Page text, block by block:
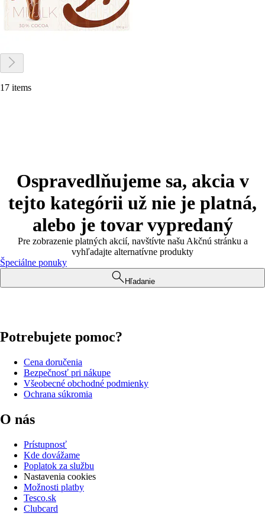
17 items
Ospravedlňujeme sa, akcia v
tejto kategórii už nie je platná,
alebo je tovar vypredaný
Pre zobrazenie platných akcií, navštívte našu Akčnú stránku a
vyhľadajte alternatívne produkty
Špeciálne ponuky
Hľadanie
Potrebujete pomoc?
Cena doručenia
Bezpečnosť pri nákupe
Všeobecné obchodné podmienky
Ochrana súkromia
O nás
Prístupnosť
Kde dovážame
Poplatok za službu
Nastavenia cookies
Možnosti platby
Tesco.sk
Clubcard